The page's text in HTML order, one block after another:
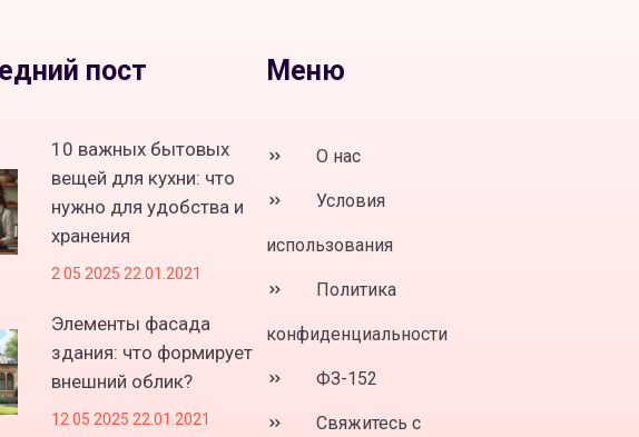
пост
10 важных бытовых
вещей для кухни: что
нужно для удобства и
хранения
2 05 2025 22.01.2021
Элементы фасада
здания: что формирует
внешний облик?
12 05 2025 22.01.2021
Меню
О нас
Условия
использования
Политика
конфиденциальности
ФЗ-152
Свяжитесь с